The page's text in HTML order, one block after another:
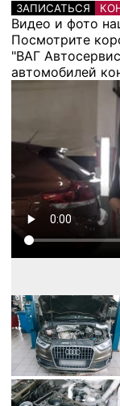
ЗАПИСАТЬСЯ
Видео и фото
Посмотрите
"ВАГ
автомобилей